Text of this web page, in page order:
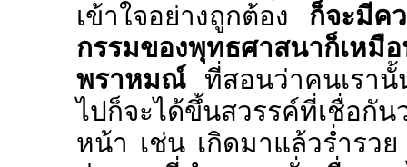
เข้าใจอย่างถูกต้อง ก็จะมีค
กรรมของพุทธศาสนาก็เหมื
พราหมณ์ที่สอนว่าคนเรานั้
ไปก็จะได้ขึ้นสวรรค์ที่เชื่อกั
หน้า เช่น เกิดมาแล้วร่ำรว